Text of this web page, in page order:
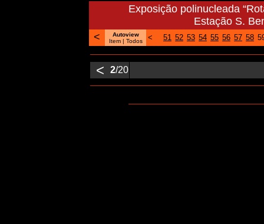
Exposição polinucleada
Estação S.
<
Autoview
Item| Todos < 51 52 53 54 55 56 57 58
< 2/20